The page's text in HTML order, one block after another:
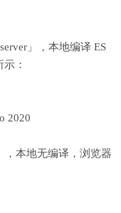
」，本地编译 ES
：
2020
，本地无编译，浏览器